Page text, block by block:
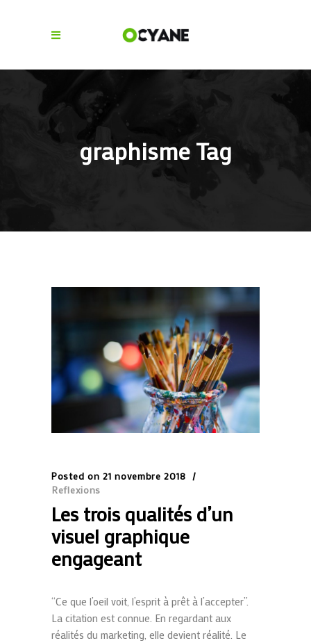
graphisme Tag
Posted on 21 novembre 2018
Reflexions
Les trois qualités d’un
visuel graphique
engageant
“Ce que l’oeil voit, l’esprit à prêt à l’accepter”.
La citation est connue. En regardant aux
réalités du marketing, elle devient réalité. Le